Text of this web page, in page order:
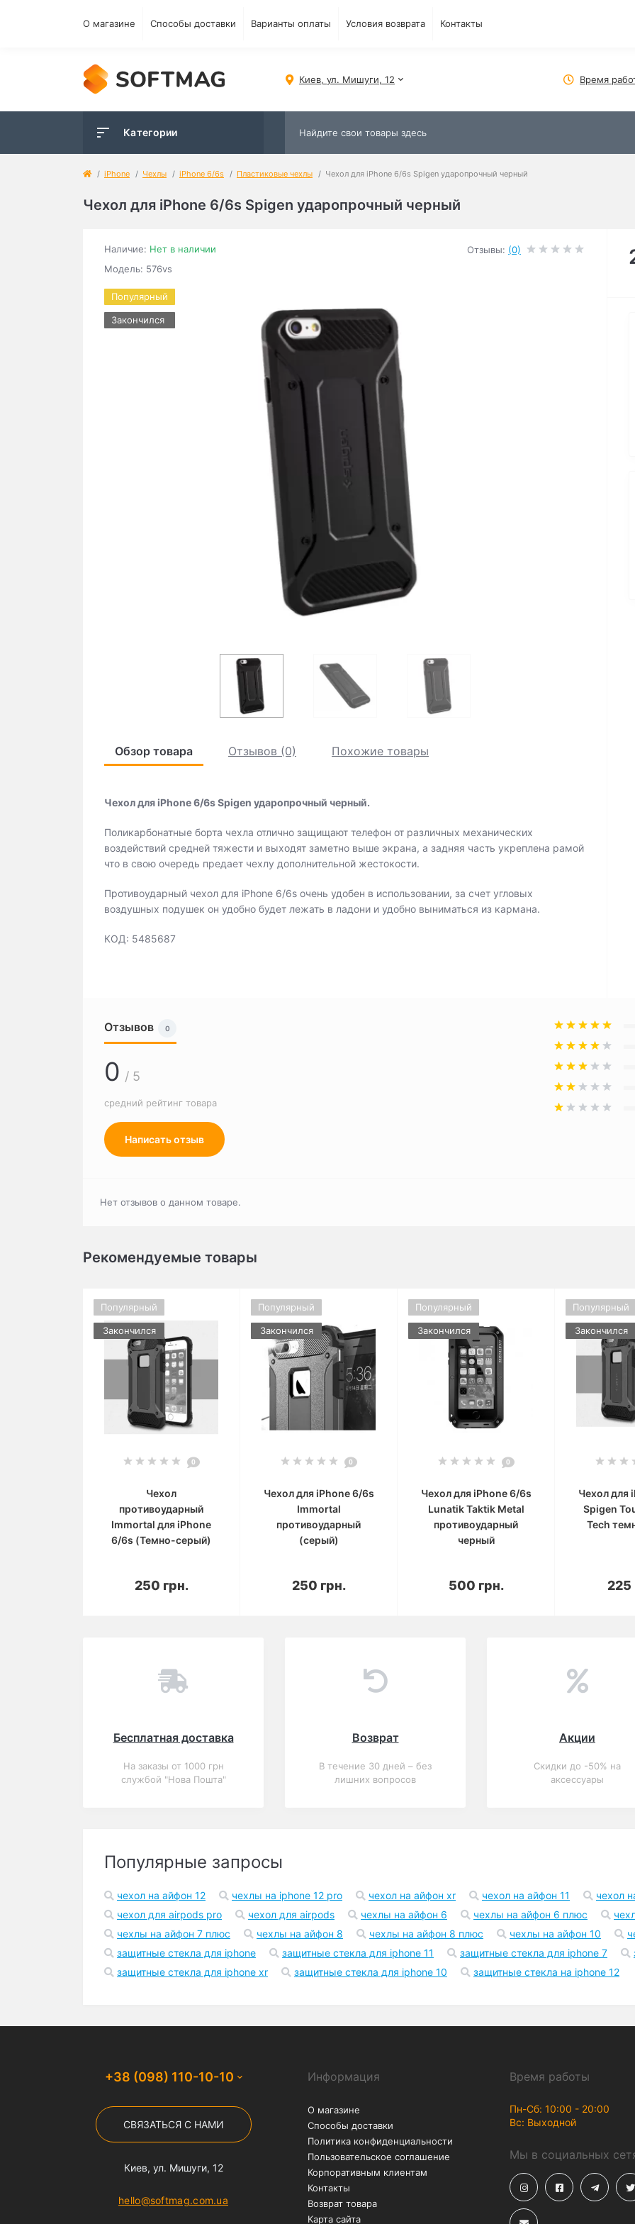
О магазине Способы доставки Варианты оплаты Условия возврата Контакты
Киев, ул. Мишуги, 12 Время
Категории
iPhone Чехлы iPhone 6/6s Пластиковые чехлы Чехол для iPhone 6/6s Spigen ударопрочный черный
Чехол для iPhone 6/6s Spigen ударопрочный черный
Наличие: Нет в наличии
Модель: 576vs
Отзывы: (0)
Популярный
Закончился
Обзор товара Отзывов (0) Похожие товары
Чехол для iPhone 6/6s Spigen ударопрочный черный.
Поликарбонатные борта чехла отлично защищают телефон от различных механических
воздействий средней тяжести и выходят заметно выше экрана, а задняя часть укреплена рамой
что в свою очередь предает чехлу дополнительной жестокости.
Противоударный чехол для iPhone 6/6s очень удобен в использовании, за счет угловых
воздушных подушек он удобно будет лежать в ладони и удобно выниматься из кармана.
КОД: 5485687
Отзывов 0
0 / 5
средний рейтинг товара
Написать отзыв
Нет отзывов о данном товаре.
Рекомендуемые товары
Популярный
Закончился
0
Чехол
противоударный
Immortal для iPhone
6/6s (Темно-серый)
250 грн.
В корзину
Популярный
Закончился
0
Чехол для iPhone 6/6s
Immortal
противоударный
(серый)
250 грн.
В корзину
Популярный
Закончился
0
Чехол для iPhone 6/6s
Lunatik Taktik Metal
противоударный
черный
500 грн.
В корзину
Популярный
Закончился
Чехол для
Spigen
Tech
225
В
Чехол для iPhone 6/6s
250 грн.
Популярные запросы
чехол на айфон 12 чехлы на iphone 12 pro чехол на айфон xr
чехол для airpods чехлы на айфон 6 плюс
чехлы на айфон 7 плюс
чехлы на айфон 8 чехлы на айфон 8 плюс чехлы на айфон 10